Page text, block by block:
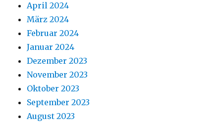
April 2024
März 2024
Februar 2024
Januar 2024
Dezember 2023
November 2023
Oktober 2023
September 2023
August 2023